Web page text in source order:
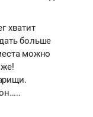
хватит
больше
можно